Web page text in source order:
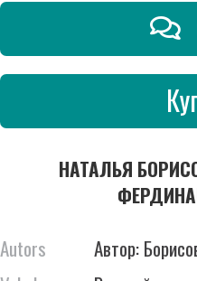
НАТАЛЬЯ
Autors
Автор: